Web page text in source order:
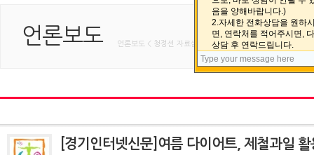
언론보도 언론보도 < 청정선 자료실 < HOME
[경기인터넷신문]여름 다이어트, 제철과일